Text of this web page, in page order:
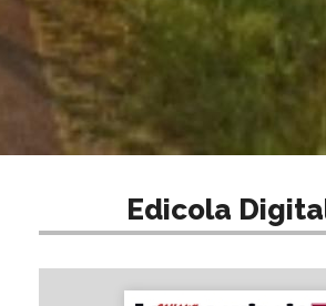
Edicola